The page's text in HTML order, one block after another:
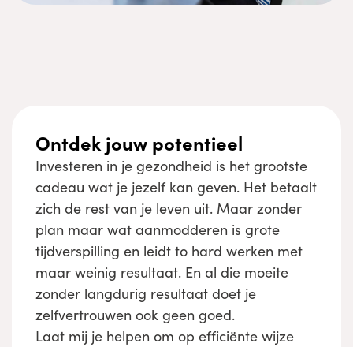
Ontdek jouw potentieel
Investeren in je gezondheid is het grootste
cadeau wat je jezelf kan geven. Het betaalt
zich de rest van je leven uit. Maar zonder
plan maar wat aanmodderen is grote
tijdverspilling en leidt to hard werken met
maar weinig resultaat. En al die moeite
zonder langdurig resultaat doet je
zelfvertrouwen ook geen goed.
Laat mij je helpen om op efficiënte wijze